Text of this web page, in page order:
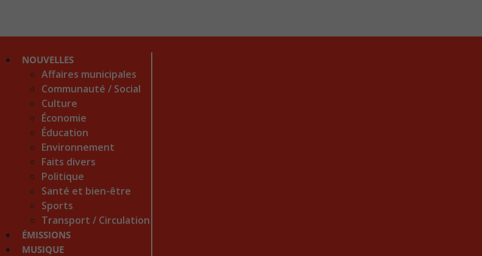
NOUVELLES
Affaires municipales
Communauté / Social
Culture
Économie
Éducation
Environnement
Faits divers
Politique
Santé et bien-être
Sports
Transport / Circulation
ÉMISSIONS
MUSIQUE